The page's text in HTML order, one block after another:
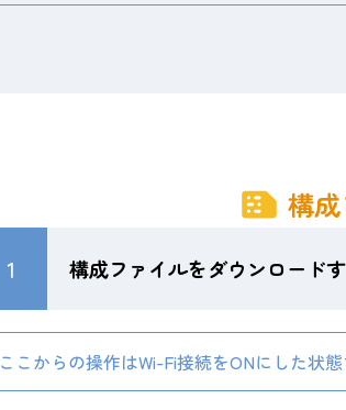
構
1 構成ファイルをダウンロード
ここからの操作はWi-Fi接続をONにした状